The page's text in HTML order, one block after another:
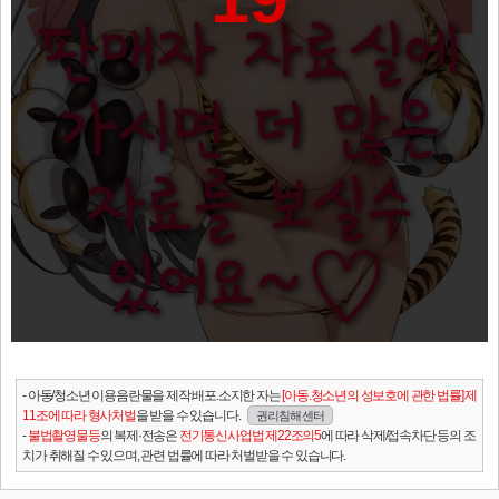
- 아동/청소년 이용음란물을 제작.배포.소지한 자는[아동.청소년의 성보호에 관한 법률] 제
11조에 따라 형사처벌을 받을 수 있습니다. 권리침해 센터
-불법촬영물등의 복제·전송은 전기통신사업법 제22조의5에 따라 삭제/접속차단 등의 조
치가 취해질 수 있으며, 관련 법률에 따라 처벌받을 수 있습니다.